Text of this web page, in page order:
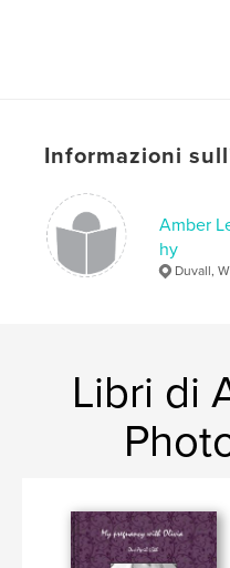
Informazioni
Amber
hy
Duvall,
Libri di